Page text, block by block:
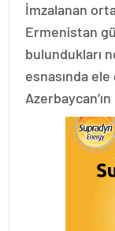
İmzalanan
Ermenistan
bulundukları
esnasında